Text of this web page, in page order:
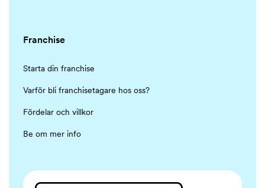
Franchise
Starta din franchise
Varför bli franchisetagare hos oss?
Fördelar och villkor
Be om mer info